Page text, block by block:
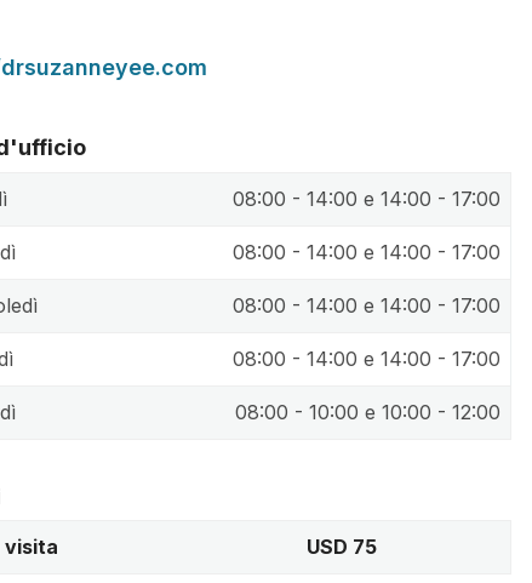
08:00 - 14:00 e 14:00 - 17:00
08:00 - 14:00 e 14:00 - 17:00
08:00 - 14:00 e 14:00 - 17:00
08:00 - 14:00 e 14:00 - 17:00
08:00 - 10:00 e 10:00 - 12:00
visita USD 75